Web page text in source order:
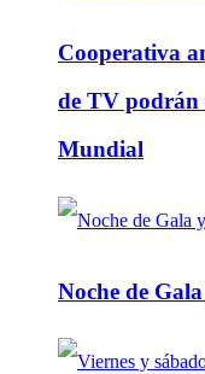
Cooperativa
de TV podrán
Mundial
Noche de